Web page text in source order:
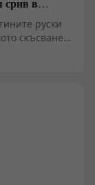
руски
скъсване